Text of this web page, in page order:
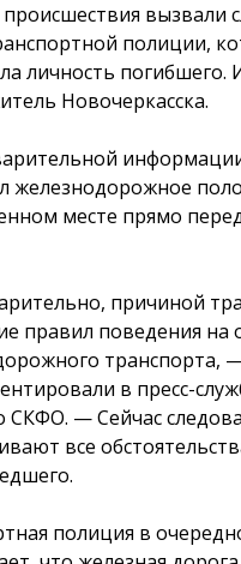
вызвали
полиции,
личность погибшего.
Новочеркасска.
железнодорожное
месте прямо
причиной
правил поведения на
транспорта,
в пресс-
СКФО. — Сейчас
все
полиция в